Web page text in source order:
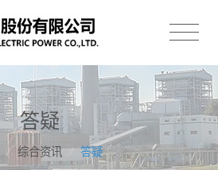
答疑
/ 综合资讯 / 答疑